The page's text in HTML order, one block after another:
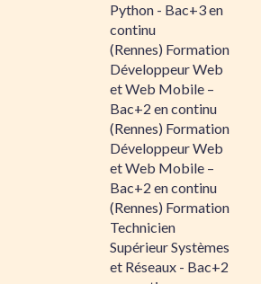
Python - Bac+3 en
continu
(Rennes) Formation
Développeur Web
et Web Mobile –
Bac+2 en continu
(Rennes) Formation
Développeur Web
et Web Mobile –
Bac+2 en continu
(Rennes) Formation
Technicien
Supérieur Systèmes
et Réseaux - Bac+2